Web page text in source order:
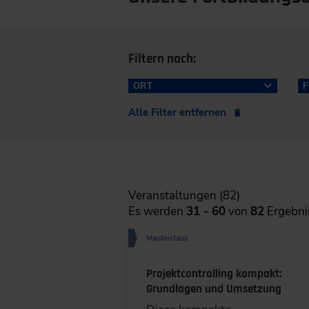
Filtern nach:
ORT
Hamburg (16)
Wien (6)
Alle Filter entfernen
Veranstaltungen (82)
Es werden 31 - 60von 82
Masterclass
Projektcontrolling kompakt:
Grundlagen und Umsetzung